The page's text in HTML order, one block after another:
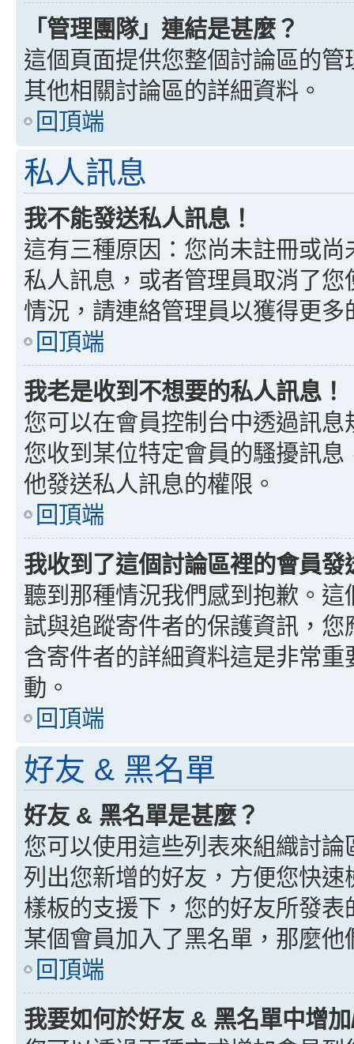
「管理團隊」連結是甚麼？
這個頁面提供您整個討論區的
其他相關討論區的詳細資料。
回頂端
私人訊息
我不能發送私人訊息！
這有三種原因：您尚未註冊或
私人訊息，或者管理員取消了
情況，請連絡管理員以獲得更多
回頂端
我老是收到不想要的私人訊息！
您可以在會員控制台中透過訊
您收到某位特定會員的騷擾訊
他發送私人訊息的權限。
回頂端
我收到了這個討論區裡的會員
聽到那種情況我們感到抱歉。
試與追蹤寄件者的保護資訊，
含寄件者的詳細資料這是非常
動。
回頂端
好友 & 黑名單
好友 & 黑名單是甚麼？
您可以使用這些列表來組織討
列出您新增的好友，方便您快
樣板的支援下，您的好友所發
某個會員加入了黑名單，那麼
回頂端
我要如何於好友 & 黑名單中增